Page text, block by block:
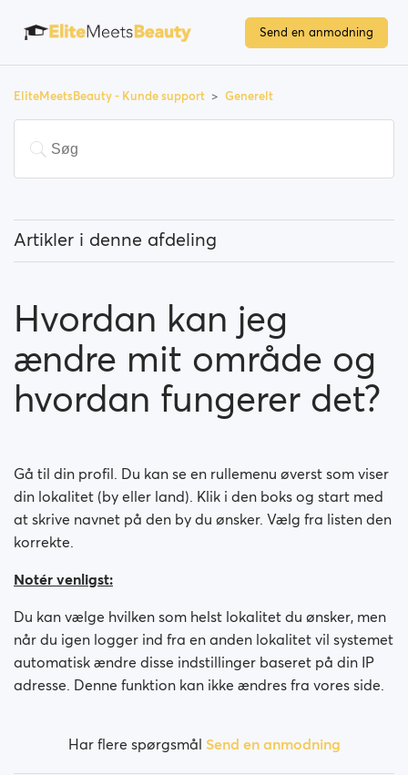
Send en anmodning
EliteMeetsBeauty - Kunde support Generelt
Artikler i denne afdeling
Hvordan kan jeg ændre mit område og hvordan
fungerer det?
Hvad betyder "Bloker en profil"?
Hvordan fjerner jeg blokeringen på et medlem?
Jeg har tekniske problemer på siden, hvad gør jeg?
Falske eller bedrageriske profiler
Hvilke medlemskaber er tilgængelige? Kan jeg købe
Hvordan kan jeg
ændre mit område og
hvordan fungerer det?
Gå til din profil. Du kan se en rullemenu øverst som viser
din lokalitet (by eller land). Klik i den boks og start med
at skrive navnet på den by du ønsker. Vælg fra listen den
korrekte.
Notér venligst:
Du kan vælge hvilken som helst lokalitet du ønsker, men
når du igen logger ind fra en anden lokalitet vil systemet
automatisk ændre disse indstillinger baseret på din IP
adresse. Denne funktion kan ikke ændres fra vores side.
Har flere spørgsmål Send en anmodning